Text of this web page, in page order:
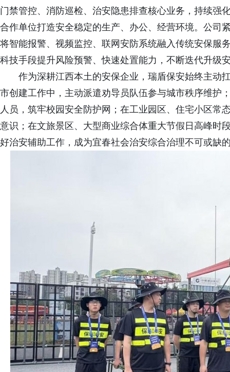
门禁管控、消防巡检、治安隐患排查核心业务，持续强
合作单位打造安全稳定的生产、办公、经营环境。公司
将智能报警、视频监控、联网安防系统融入传统安保服
科技手段提升风险预警、快速处置能力，不断迭代升级
作为深耕江西本土的安保企业，瑞盾保安始终主动
市创建工作中，主动派遣劝导员队伍参与城市秩序维护
人员，筑牢校园安全防护网；在工业园区、住宅小区常
意识；在文旅景区、大型商业综合体重大节假日高峰时
好治安辅助工作，成为宜春社会治安综合治理不可或缺